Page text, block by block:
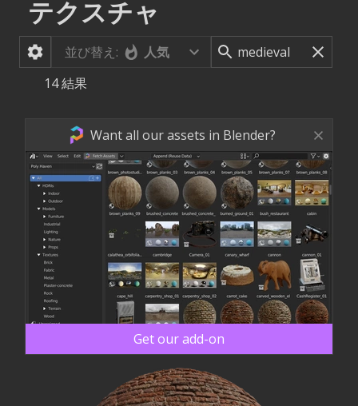
テクスチャ
並び替え:
人気
14 結果
Want all our assets in Blender?
Get our add-on